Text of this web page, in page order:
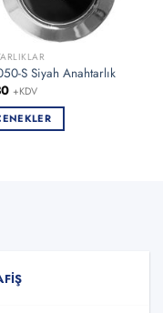
S Siyah Anahtarlık
+KDV